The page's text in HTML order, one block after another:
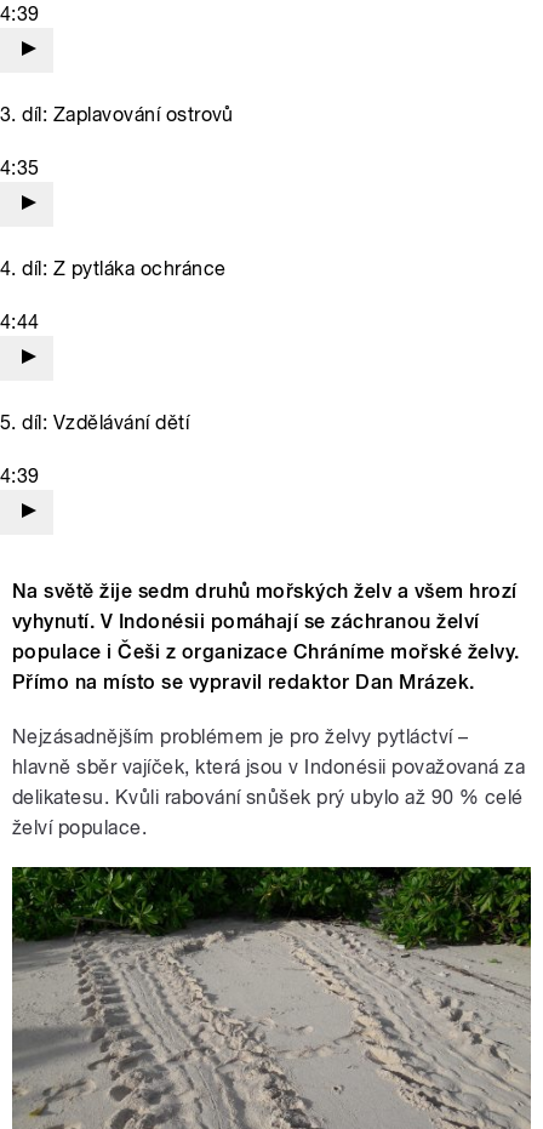
4:39
3. díl: Zaplavování ostrovů
4:35
4. díl: Z pytláka ochránce
4:44
5. díl: Vzdělávání dětí
4:39
Na světě žije sedm druhů mořských želv a všem hrozí
vyhynutí. V Indonésii pomáhají se záchranou želví
populace i Češi z organizace Chráníme mořské želvy.
Přímo na místo se vypravil redaktor Dan Mrázek.
Nejzásadnějším problémem je pro želvy pytláctví –
hlavně sběr vajíček, která jsou v Indonésii považovaná za
delikatesu. Kvůli rabování snůšek prý ubylo až 90 % celé
želví populace.